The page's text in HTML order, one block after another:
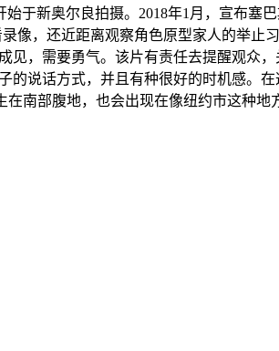
于新奥尔良拍摄。2018年1月，宣布塞
像，还近距离观察角色原型家人的举止
，需要勇气。该片有责任去提醒观众
的说话方式，并且有种很好的时机感。
南部腹地，也会出现在像纽约市这种地